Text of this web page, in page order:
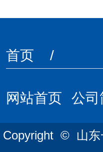
首页 /
网站首页 公司
Copyright © 山